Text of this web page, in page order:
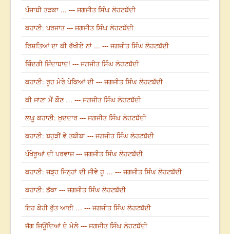
ਪੰਜਾਬੀ ਤੜਕਾ ... --- ਜਗਜੀਤ ਸਿੰਘ ਲੋਹਟਬੱਦੀ
ਕਹਾਣੀ: ਪਰਜਾਤ --- ਜਗਜੀਤ ਸਿੰਘ ਲੋਹਟਬੱਦੀ
ਰਿਸ਼ਤਿਆਂ ਦਾ ਕੀ ਰੱਖੀਏ ਨਾਂ ... --- ਜਗਜੀਤ ਸਿੰਘ ਲੋਹਟਬੱਦੀ
ਜ਼ਿੰਦਗੀ ਜ਼ਿੰਦਾਬਾਦ! --- ਜਗਜੀਤ ਸਿੰਘ ਲੋਹਟਬੱਦੀ
ਕਹਾਣੀ: ਰੂਹ ਮੇਰੇ ਪੇਕਿਆਂ ਦੀ --- ਜਗਜੀਤ ਸਿੰਘ ਲੋਹਟਬੱਦੀ
ਕੀ ਜਾਣਾ ਮੈਂ ਕੌਣ … --- ਜਗਜੀਤ ਸਿੰਘ ਲੋਹਟਬੱਦੀ
ਲਘੂ ਕਹਾਣੀ: ਖ਼ੁਦਦਾਰ --- ਜਗਜੀਤ ਸਿੰਘ ਲੋਹਟਬੱਦੀ
ਕਹਾਣੀ: ਬਹੁੜੀਂ ਵੇ ਤਬੀਬਾ --- ਜਗਜੀਤ ਸਿੰਘ ਲੋਹਟਬੱਦੀ
ਪੰਖੇਰੂਆਂ ਦੀ ਪਰਵਾਜ਼ --- ਜਗਜੀਤ ਸਿੰਘ ਲੋਹਟਬੱਦੀ
ਕਹਾਣੀ: ਜੜ੍ਹ ਜਿਨ੍ਹਾਂ ਦੀ ਜੀਵੇ ਹੂ … --- ਜਗਜੀਤ ਸਿੰਘ ਲੋਹਟਬੱਦੀ
ਕਹਾਣੀ: ਡੱਕਾ --- ਜਗਜੀਤ ਸਿੰਘ ਲੋਹਟਬੱਦੀ
ਇਹ ਕੇਹੀ ਰੁੱਤ ਆਈ … --- ਜਗਜੀਤ ਸਿੰਘ ਲੋਹਟਬੱਦੀ
ਜੱਗ ਜਿਊਂਦਿਆਂ ਦੇ ਮੇਲੇ --- ਜਗਜੀਤ ਸਿੰਘ ਲੋਹਟਬੱਦੀ